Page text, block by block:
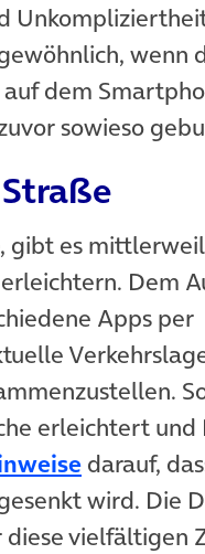
wenn
dem
sowieso
gibt es
Dem
Apps per
erleichtert und
darauf,
wird. Die
vielfältigen